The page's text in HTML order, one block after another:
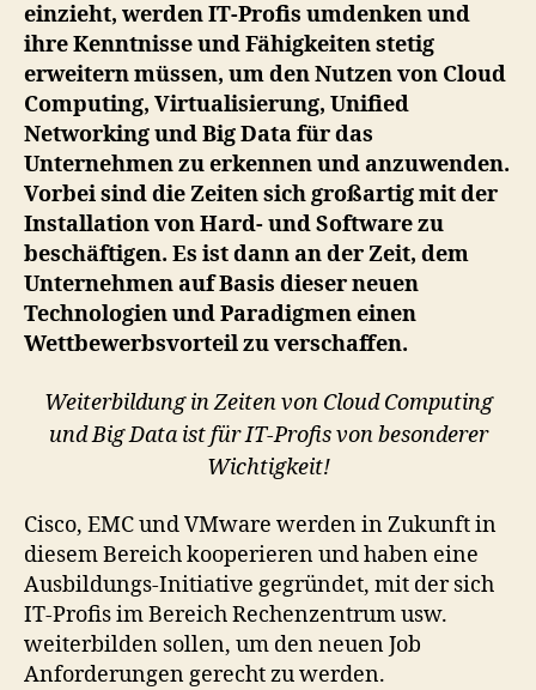
einzieht, werden IT-Profis umdenken und
ihre Kenntnisse und Fähigkeiten stetig
erweitern müssen, um den Nutzen von Cloud
Computing, Virtualisierung, Unified
Networking und Big Data für das
Unternehmen zu erkennen und anzuwenden.
Vorbei sind die Zeiten sich großartig mit der
Installation von Hard- und Software zu
beschäftigen. Es ist dann an der Zeit, dem
Unternehmen auf Basis dieser neuen
Technologien und Paradigmen einen
Wettbewerbsvorteil zu verschaffen.
Weiterbildung in Zeiten von Cloud Computing
und Big Data ist für IT-Profis von besonderer
Wichtigkeit!
Cisco, EMC und VMware werden in Zukunft in
diesem Bereich kooperieren und haben eine
Ausbildungs-Initiative gegründet, mit der sich
IT-Profis im Bereich Rechenzentrum usw.
weiterbilden sollen, um den neuen Job
Anforderungen gerecht zu werden.